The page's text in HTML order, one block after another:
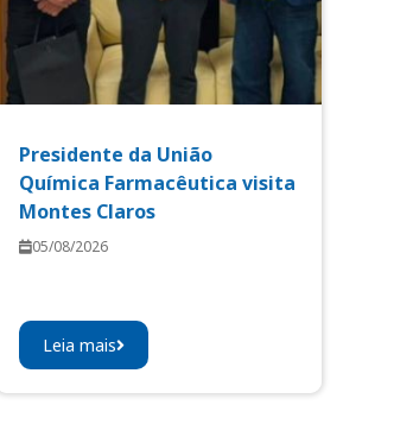
Presidente da União
Química Farmacêutica visita
Montes Claros
05/08/2026
Leia mais